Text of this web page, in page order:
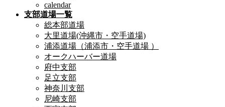
calendar
支部道場一覧
総本部道場
大里道場(沖縄市・空手道場)
浦添道場（浦添市・空手道場 ）
オークハーバー道場
府中支部
足立支部
神奈川支部
尼崎支部